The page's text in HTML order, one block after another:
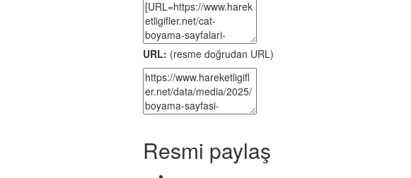
URL: (resme doğrudan URL)
Resmi paylaş